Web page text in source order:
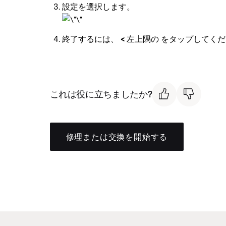
設定を選択します。
終了するには、 <左上隅の をタップしてく
これは役に立ちましたか?
修理または交換を開始する